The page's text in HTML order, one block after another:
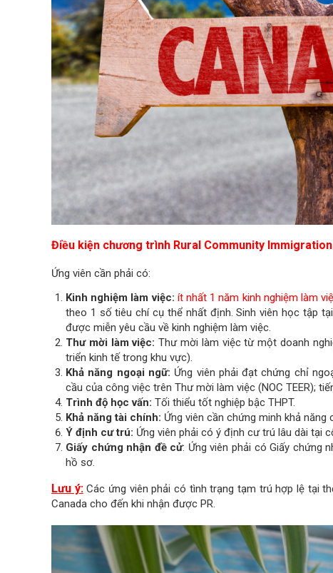
Điều kiện chương trình Rural Community
Ứng viên cần phải có:
Kinh nghiệm làm việc: ít nhất 1 năm kinh nghiệm làm
theo 1 số tiêu chí cụ thể nhất định. Sinh viên học tập
được miễn yêu cầu về kinh nghiệm làm việc.
Thư mời làm việc:Thư mời làm việc từ một doanh
triển kinh tế trong khu vực).
Khả năng ngoại ngữ: Ứng viên phải đạt chứng chỉ
cầu của công việc trên Thư mời làm việc (NOC TEER);
Trình độ học vấn: Tối thiểu tốt nghiệp bậc THPT.
Khả năng tài chính: Ứng viên cần chứng minh khả
Ý định cư trú: Ứng viên phải có ý định cư trú lâu dài tại
Giấy chứng nhận đề cử: Ứng viên phải có Giấy chứng
hồ sơ.
Lưu ý: Các ứng viên phải có tình trạng tạm trú hợp lệ tại
Canada cho đến khi nhận được PR.